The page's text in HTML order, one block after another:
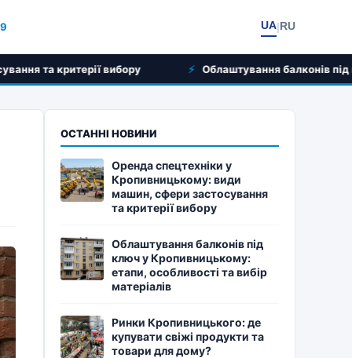
UA|RU
вибору Облаштування балконів під ключ у
ОСТАННІ НОВИНИ
Оренда спецтехніки у
Кропивницькому: види
машин, сфери застосування
та критерії вибору
Облаштування балконів під
ключ у Кропивницькому:
етапи, особливості та вибір
матеріалів
Ринки Кропивницького: де
купувати свіжі продукти та
товари для дому?